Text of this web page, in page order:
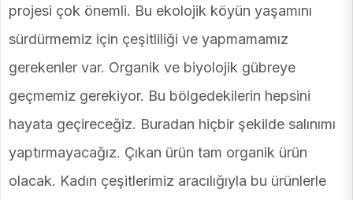
projesi çok önemli. Bu ekolojik köyün yaşamını
sürdürmemiz için çeşitliliği ve yapmamamız
gerekenler var. Organik ve biyolojik gübreye
geçmemiz gerekiyor. Bu bölgedekilerin hepsini
hayata geçireceğiz. Buradan hiçbir şekilde salınımı
yaptırmayacağız. Çıkan ürün tam organik ürün
olacak. Kadın çeşitlerimiz aracılığıyla bu ürünlerle